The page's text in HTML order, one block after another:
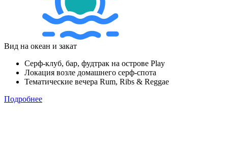
Вид на океан и закат
Серф-клуб, бар, фудтрак на острове Play
Локация возле домашнего серф-спота
Тематические вечера Rum, Ribs & Reggae
Подробнее